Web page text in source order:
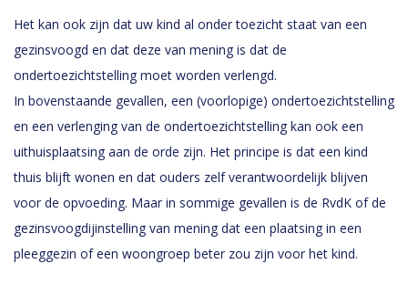
Het kan ook zijn dat uw kind al onder toezicht staat van een
gezinsvoogd en dat deze van mening is dat de
ondertoezichtstelling moet worden verlengd.
In bovenstaande gevallen, een (voorlopige) ondertoezichtstelling
en een verlenging van de ondertoezichtstelling kan ook een
uithuisplaatsing aan de orde zijn. Het principe is dat een kind
thuis blijft wonen en dat ouders zelf verantwoordelijk blijven
voor de opvoeding. Maar in sommige gevallen is de RvdK of de
gezinsvoogdijinstelling van mening dat een plaatsing in een
pleeggezin of een woongroep beter zou zijn voor het kind.